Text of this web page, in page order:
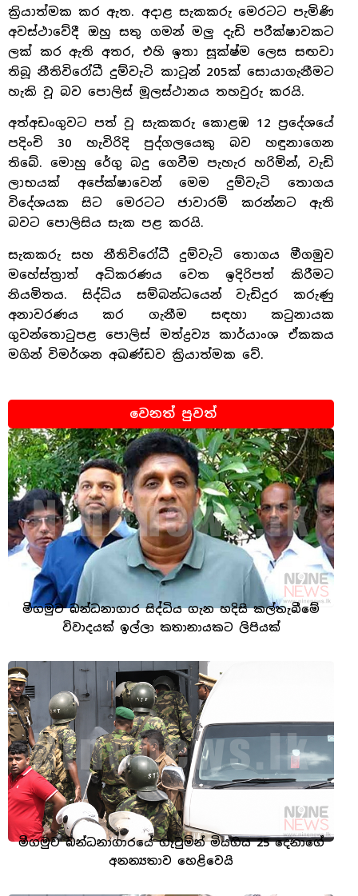
ක්‍රියාත්මක කර ඇත. අදාළ සැකකරු මෙරටට පැමිණි
අවස්ථාවේදී ඔහු සතු ගමන් මලු දැඩි පරීක්ෂාවකට
ලක් කර ඇති අතර, එහි ඉතා සූක්ෂ්ම ලෙස සඟවා
තිබූ නීතිවිරෝධී දුම්වැටි කාටූන් 205ක් සොයාගැනීමට
හැකි වූ බව පොලිස් මූලස්ථානය තහවුරු කරයි.
අත්අඩංගුවට පත් වූ සැකකරු කොළඹ 12 ප්‍රදේශයේ
පදිංචි 30 හැවිරිදි පුද්ගලයෙකු බව හඳුනාගෙන
තිබේ. මොහු රේගු බදු ගෙවීම පැහැර හරිමින්, වැඩි
ලාභයක් අපේක්ෂාවෙන් මෙම දුම්වැටි තොගය
විදේශයක සිට මෙරටට ජාවාරම් කරන්නට ඇති
බවට පොලිසිය සැක පළ කරයි.
සැකකරු සහ නීතිවිරෝධී දුම්වැටි තොගය මීගමුව
මහේස්ත්‍රාත් අධිකරණය වෙත ඉදිරිපත් කිරීමට
නියමිතය. සිද්ධිය සම්බන්ධයෙන් වැඩිදුර කරුණු
අනාවරණය කර ගැනීම සඳහා කටුනායක
ගුවන්තොටුපළ පොලිස් මත්ද්‍රව්‍ය කාර්යාංශ ඒකකය
මගින් විමර්ශන අඛණ්ඩව ක්‍රියාත්මක වේ.
වෙනත් පුවත්
මීගමුව බන්ධනාගාර සිද්ධිය ගැන හදිසි කල්තැබීමේ
විවාදයක් ඉල්ලා කතානායකට ලිපියක්
මීගමුව බන්ධනාගාරයේ ගැටුමින් මියගිය 25 දෙනාගේ
අනන්‍යතාව හෙළිවෙයි